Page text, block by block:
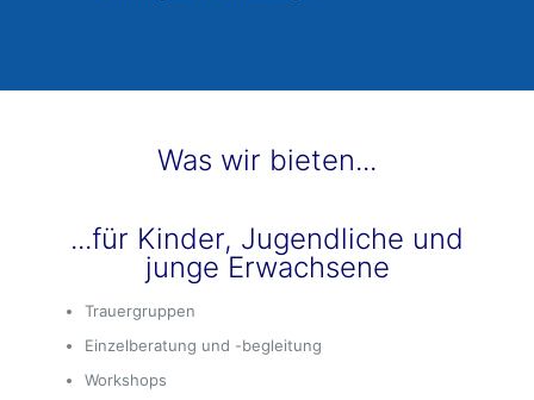
Was wir bieten...
...für Kinder, Jugendliche und
junge Erwachsene
Trauergruppen
Einzelberatung und -begleitung
Workshops